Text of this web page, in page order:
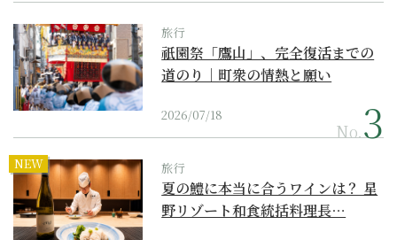
旅行
祇園祭「鷹山」、完全復活までの
道のり｜町衆の情熱と願い
2026/07/18
No.
NEW 旅行
夏の鱧に本当に合うワインは？ 星
野リゾート和食統括料理長…